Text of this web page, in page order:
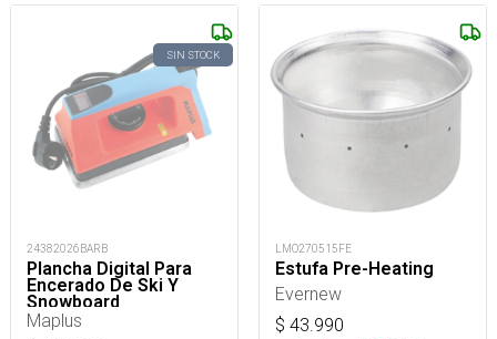
SIN STOCK
24382026BARB
Plancha Digital Para
Encerado De Ski Y
Snowboard
Maplus
LMO270515FE
Estufa Pre-Heating
Evernew
$ 43.990